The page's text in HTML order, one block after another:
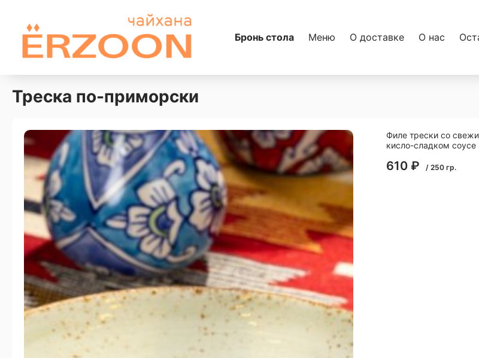
Бронь стола Меню О доставке О нас
Треска по-приморски
Филе трески со
кисло-сладком соусе
610 ₽ / 250 гр.